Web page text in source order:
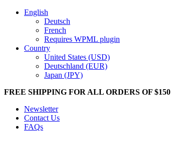
English
Deutsch
French
Requires WPML plugin
Country
United States (USD)
Deutschland (EUR)
Japan (JPY)
FREE SHIPPING FOR ALL ORDERS OF $150
Newsletter
Contact Us
FAQs